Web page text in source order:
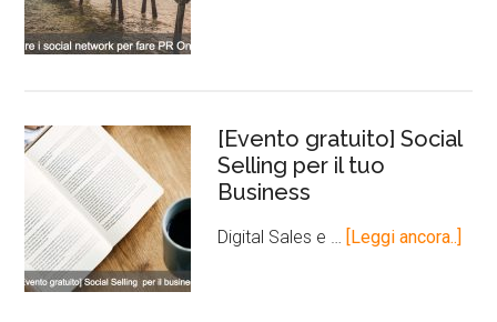
[Evento gratuito] Social
Selling per il tuo
Business
Digital Sales e … [Leggi ancora..]